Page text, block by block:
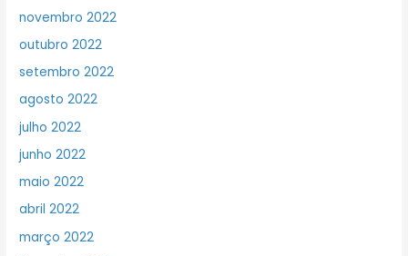
novembro 2022
outubro 2022
setembro 2022
agosto 2022
julho 2022
junho 2022
maio 2022
abril 2022
março 2022